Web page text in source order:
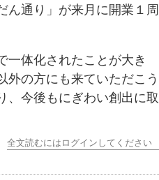
通り」が来月に開業１周
体化されたことが大き
外の方にも来ていただこう
、今後もにぎわい創出に取
全文読むにはログインしてください